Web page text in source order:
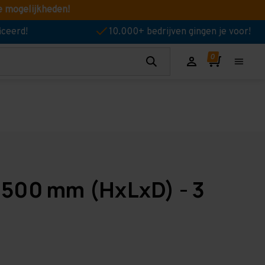
mogelijkheden!
10.000+ bedrijven gingen je voor!
mm (HxLxD) - 3